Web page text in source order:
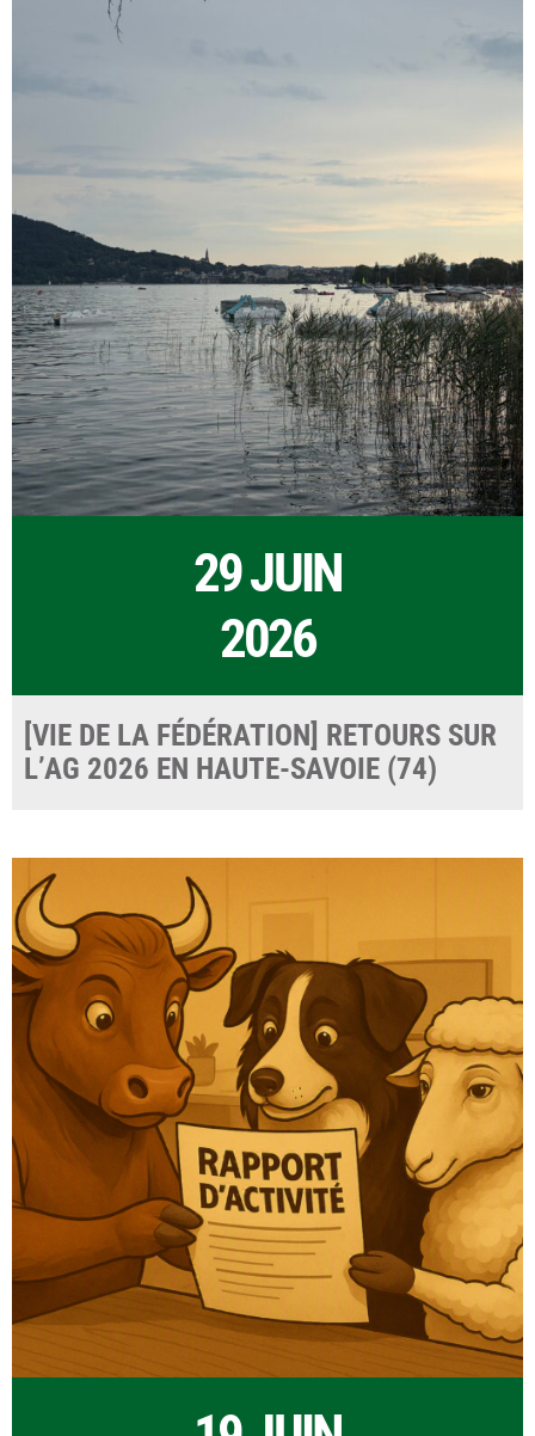
29 JUIN
2026
[VIE DE LA FÉDÉRATION] RETOURS SUR
L’AG 2026 EN HAUTE-SAVOIE (74)